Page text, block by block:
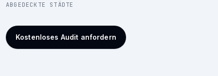
ABGEDECKTE STÄDTE
Kostenloses Audit anfordern